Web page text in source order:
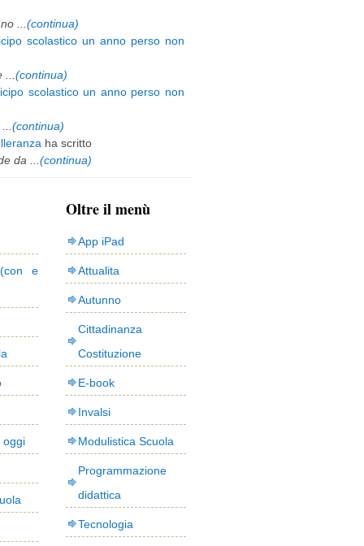
... (continua)
scolastico un anno perso non
(continua)
scolastico un anno perso non
(continua)
ha scritto
da ... (continua)
e
oggi
Oltre il menù
App iPad
Attualita
Autunno
Cittadinanza
Costituzione
E-book
Invalsi
Modulistica Scuola
Programmazione
didattica
Tecnologia